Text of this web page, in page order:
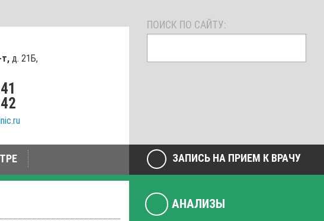
т, д. 21Б,
ПОИСК ПО САЙТУ:
ЗАПИСЬ НА ПРИЕМ К ВРАЧУ
АНАЛИЗЫ